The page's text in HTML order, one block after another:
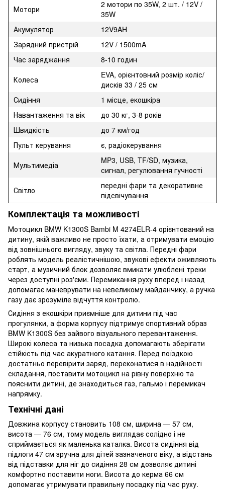
Мотори
2 мотори по 35W, 2 шт. / 12V /
35W
Акумулятор
12V9AH
Зарядний пристрій
12V / 1500mA
Час заряджання
8-10 годин
Колеса
EVA, орієнтовний розмір коліс/
дисків 33 / 25 см
Сидіння
1 місце, екошкіра
Навантаження та вік
до 30 кг, 3-8 років
Швидкість
до 7 км/год
Пульт керування
є, радіокерування
Мультимедіа
MP3, USB, TF/SD, музика,
сигнал, регулювання гучності
Світло
передні фари та декоративне
підсвічування
Комплектація та можливості
Мотоцикл BMW K1300S Bambi M 4274ELR-4 орієнтований на
дитину, якій важливо не просто їхати, а отримувати емоцію
від зовнішнього вигляду, звуку та світла. Передні фари
роблять модель реалістичнішою, звукові ефекти оживляють
старт, а музичний блок дозволяє вмикати улюблені треки
через доступні роз'єми. Перемикання руху вперед і назад
допомагає маневрувати на невеликому майданчику, а ручка
газу дає зрозуміле відчуття контролю.
Сидіння з екошкіри приємніше для дитини під час
прогулянки, а форма корпусу підтримує спортивний образ
BMW K1300S без зайвого візуального перевантаження.
Широкі колеса та низька посадка допомагають зберігати
стійкість під час акуратного катання. Перед поїздкою
достатньо перевірити заряд, переконатися в надійності
складання, поставити мотоцикл на рівну поверхню та
пояснити дитині, де знаходиться газ, гальмо і перемикач
напрямку.
Технічні дані
Довжина корпусу становить 108 см, ширина — 57 см,
висота — 76 см, тому модель виглядає солідно і не
сприймається як маленька каталка. Висота сидіння від
підлоги 47 см зручна для дітей зазначеного віку, а відстань
від підставки для ніг до сидіння 28 см дозволяє дитині
комфортно поставити ноги. Висота до керма 66 см
допомагає утримувати правильну посадку під час руху.